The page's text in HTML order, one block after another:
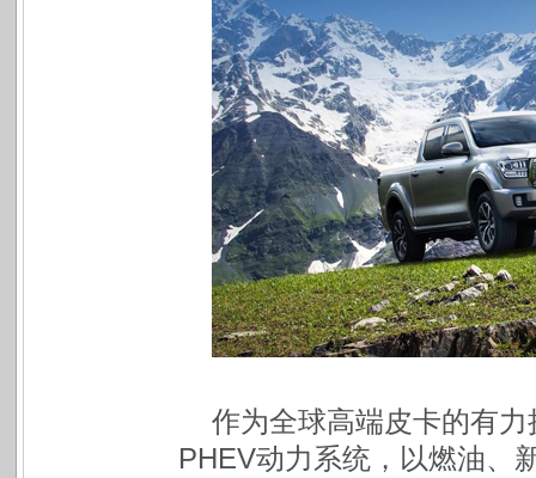
作为全球高端皮卡的有
PHEV动力系统，以燃油、